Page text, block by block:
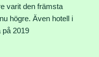
varit den främsta
högre. Även hotell i
på 2019